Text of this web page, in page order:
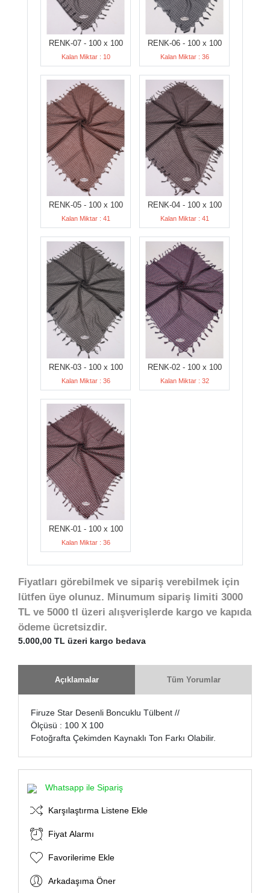
RENK-07 - 100 x 100
Kalan Miktar : 10
RENK-06 - 100 x 100
Kalan Miktar : 36
RENK-05 - 100 x 100
Kalan Miktar : 41
RENK-04 - 100 x 100
Kalan Miktar : 41
RENK-03 - 100 x 100
Kalan Miktar : 36
RENK-02 - 100 x 100
Kalan Miktar : 32
RENK-01 - 100 x 100
Kalan Miktar : 36
Fiyatları görebilmek ve sipariş verebilmek için
lütfen üye olunuz. Minumum sipariş limiti 3000
TL ve 5000 tl üzeri alışverişlerde kargo ve kapıda
ödeme ücretsizdir.
5.000,00 TL üzeri kargo bedava
Açıklamalar Tüm Yorumlar
Firuze Star Desenli Boncuklu Tülbent //
Ölçüsü : 100 X 100
Fotoğrafta Çekimden Kaynaklı Ton Farkı Olabilir.
Whatsapp ile Sipariş
Karşılaştırma Listene Ekle
Fiyat Alarmı
Favorilerime Ekle
Arkadaşıma Öner